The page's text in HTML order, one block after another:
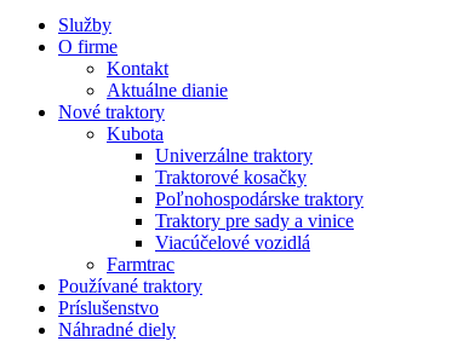
Služby
O firme
Kontakt
Aktuálne dianie
Nové traktory
Kubota
Univerzálne traktory
Traktorové kosačky
Poľnohospodárske traktory
Traktory pre sady a vinice
Viacúčelové vozidlá
Farmtrac
Používané traktory
Príslušenstvo
Náhradné diely